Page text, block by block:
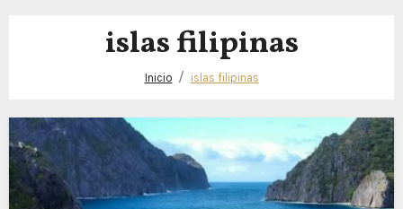
islas filipinas
Inicio islas filipinas